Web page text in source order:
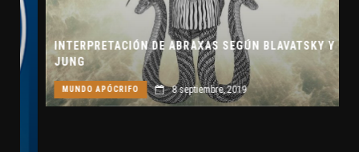
INTERPRETACIÓN DE ABRAXAS SEGÚN BLAVATSKY Y
JUNG
MUNDO APÓCRIFO 8 septiembre, 2019